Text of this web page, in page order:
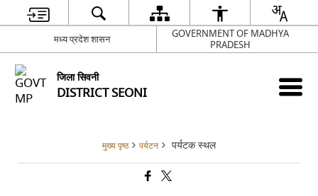
मध्य प्रदेश शासन
GOVERNMENT OF MADHYA
PRADESH
जिला सिवनी
DISTRICT SEONI
मुख्य पृष्ठ पर्यटन पर्यटक स्थल